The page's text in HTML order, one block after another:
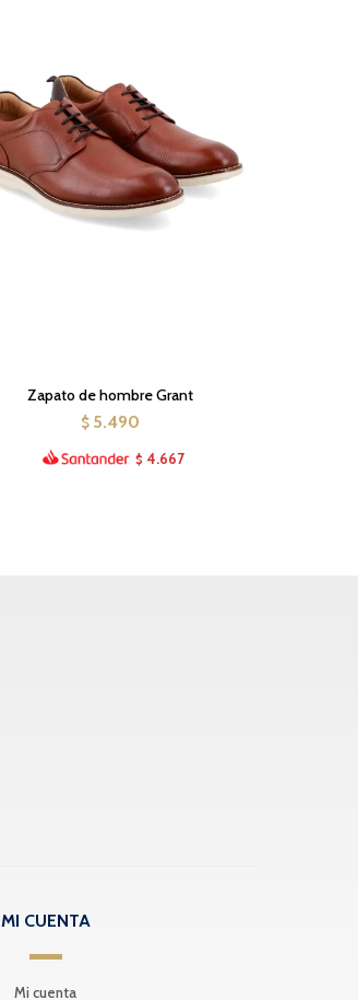
Zapato de hombre Grant
$ 5.490
$ 4.667
MI CUENTA
Mi cuenta